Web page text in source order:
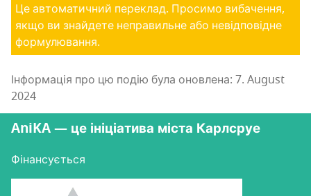
Це автоматичний переклад. Просимо вибачення,
якщо ви знайдете неправильне або невідповідне
формулювання.
Інформація про цю подію була оновлена: 7. August
2024
AniKA — це ініціатива міста Карлсруе
Фінансується